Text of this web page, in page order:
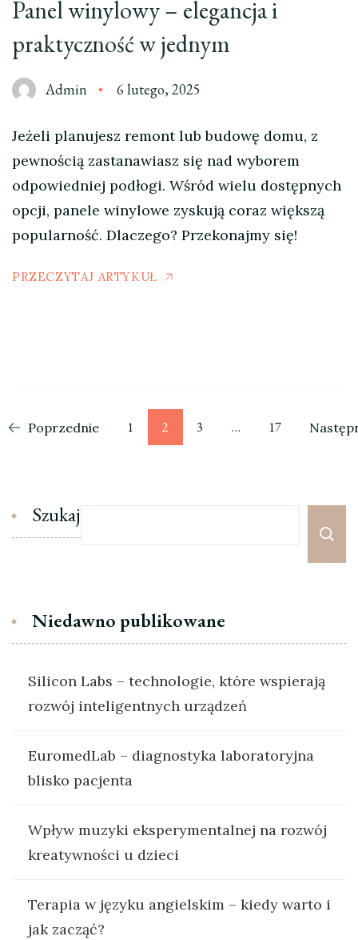
Panel winylowy – elegancja i
praktyczność w jednym
Admin 6 lutego, 2025
Jeżeli planujesz remont lub budowę domu, z
pewnością zastanawiasz się nad wyborem
odpowiedniej podłogi. Wśród wielu dostępnych
opcji, panele winylowe zyskują coraz większą
popularność. Dlaczego? Przekonajmy się!
PRZECZYTAJ ARTYKUŁ
Stronicowanie
Poprzednie Strona
1 Strona
2 Strona
3 … Strona
17
Szukaj
Niedawno publikowane
Silicon Labs – technologie, które wspierają
rozwój inteligentnych urządzeń
EuromedLab – diagnostyka laboratoryjna
blisko pacjenta
Wpływ muzyki eksperymentalnej na rozwój
kreatywności u dzieci
Terapia w języku angielskim – kiedy warto i
jak zacząć?